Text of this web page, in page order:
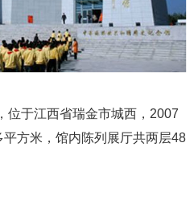
位于江西省瑞金市城西，2007
方米，馆内陈列展厅共两层48